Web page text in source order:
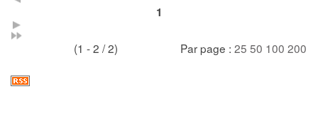
1
(1 - 2 / 2) Par page : 25 50 100 200